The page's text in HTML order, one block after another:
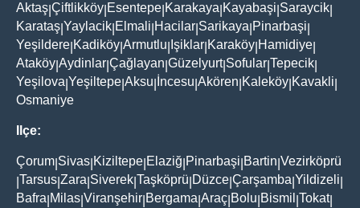
Aktaş Çiftlikköy Esentepe Karakaya Kayabaşi Saraycik
Karataş Yaylacik Elmali Hacilar Sarikaya Pinarbaşi
Yeşildere Kadiköy Armutlu Işiklar Karaköy Hamidiye
Ataköy Aydinlar Çağlayan Güzelyurt| Sofular Tepecik
Yeşilova Yeşiltepe Aksu İncesu Akören Kaleköy Kavakli
Osmaniye
Ilçe:
Çorum Sivas Kiziltepe Elaziğ Pinarbaşi Bartin Vezirköprü
Tarsus Zara Siverek Taşköprü Düzce Çarşamba Yildizeli
Bafra Milas Viranşehir Bergama Araç Bolu Bismil Tokat|